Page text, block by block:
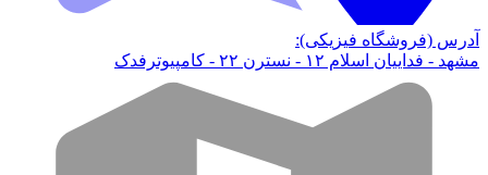
آدرس (فروشگاه فیزیکی):
مشهد - فداییان اسلام ۱۲ - نسترن ۲۲ - کامپیوترفدک